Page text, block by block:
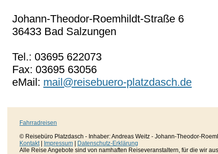
Johann-Theodor-Roemhildt-Straße 6
36433 Bad Salzungen
Tel.: 03695 622073
Fax: 03695 63056
eMail: mail@reisebuero-platzdasch.de
Fahrradreisen
© Reisebüro Platzdasch - Inhaber: Andreas Weitz - Johann-Theodor-
Kontakt| Impressum
Datenschutz-Erklärung
Alle Reise Angebote sind von namhaften Reiseveranstaltern, für die wir